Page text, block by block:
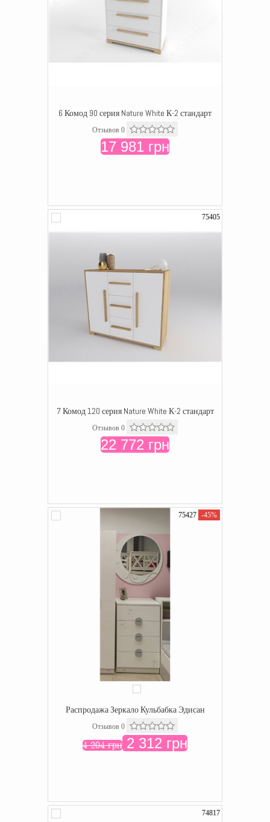
6 Комод 90 серия Nature White К-2 стандарт
Отзывов 0
17 981 грн
75405
7 Комод 120 серия Nature White К-2 стандарт
Отзывов 0
22 772 грн
75427 -45%
Распродажа Зеркало Кульбабка Эдисан
Отзывов 0
4 204 грн 2 312 грн
74817